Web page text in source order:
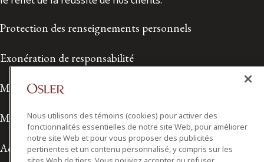
Protection des renseignements personnels
Exonération de responsabilité
Modalités de prestation de services
Modalités d'utilisation
Accessibilité
Nous utilisons des témoins (cookies) pour activer des
fonctionnalités essentielles de notre site Web, pour améliorer
notre site Web et pour vous proposer des publicités
pertinentes et un contenu personnalisé, y compris sur les